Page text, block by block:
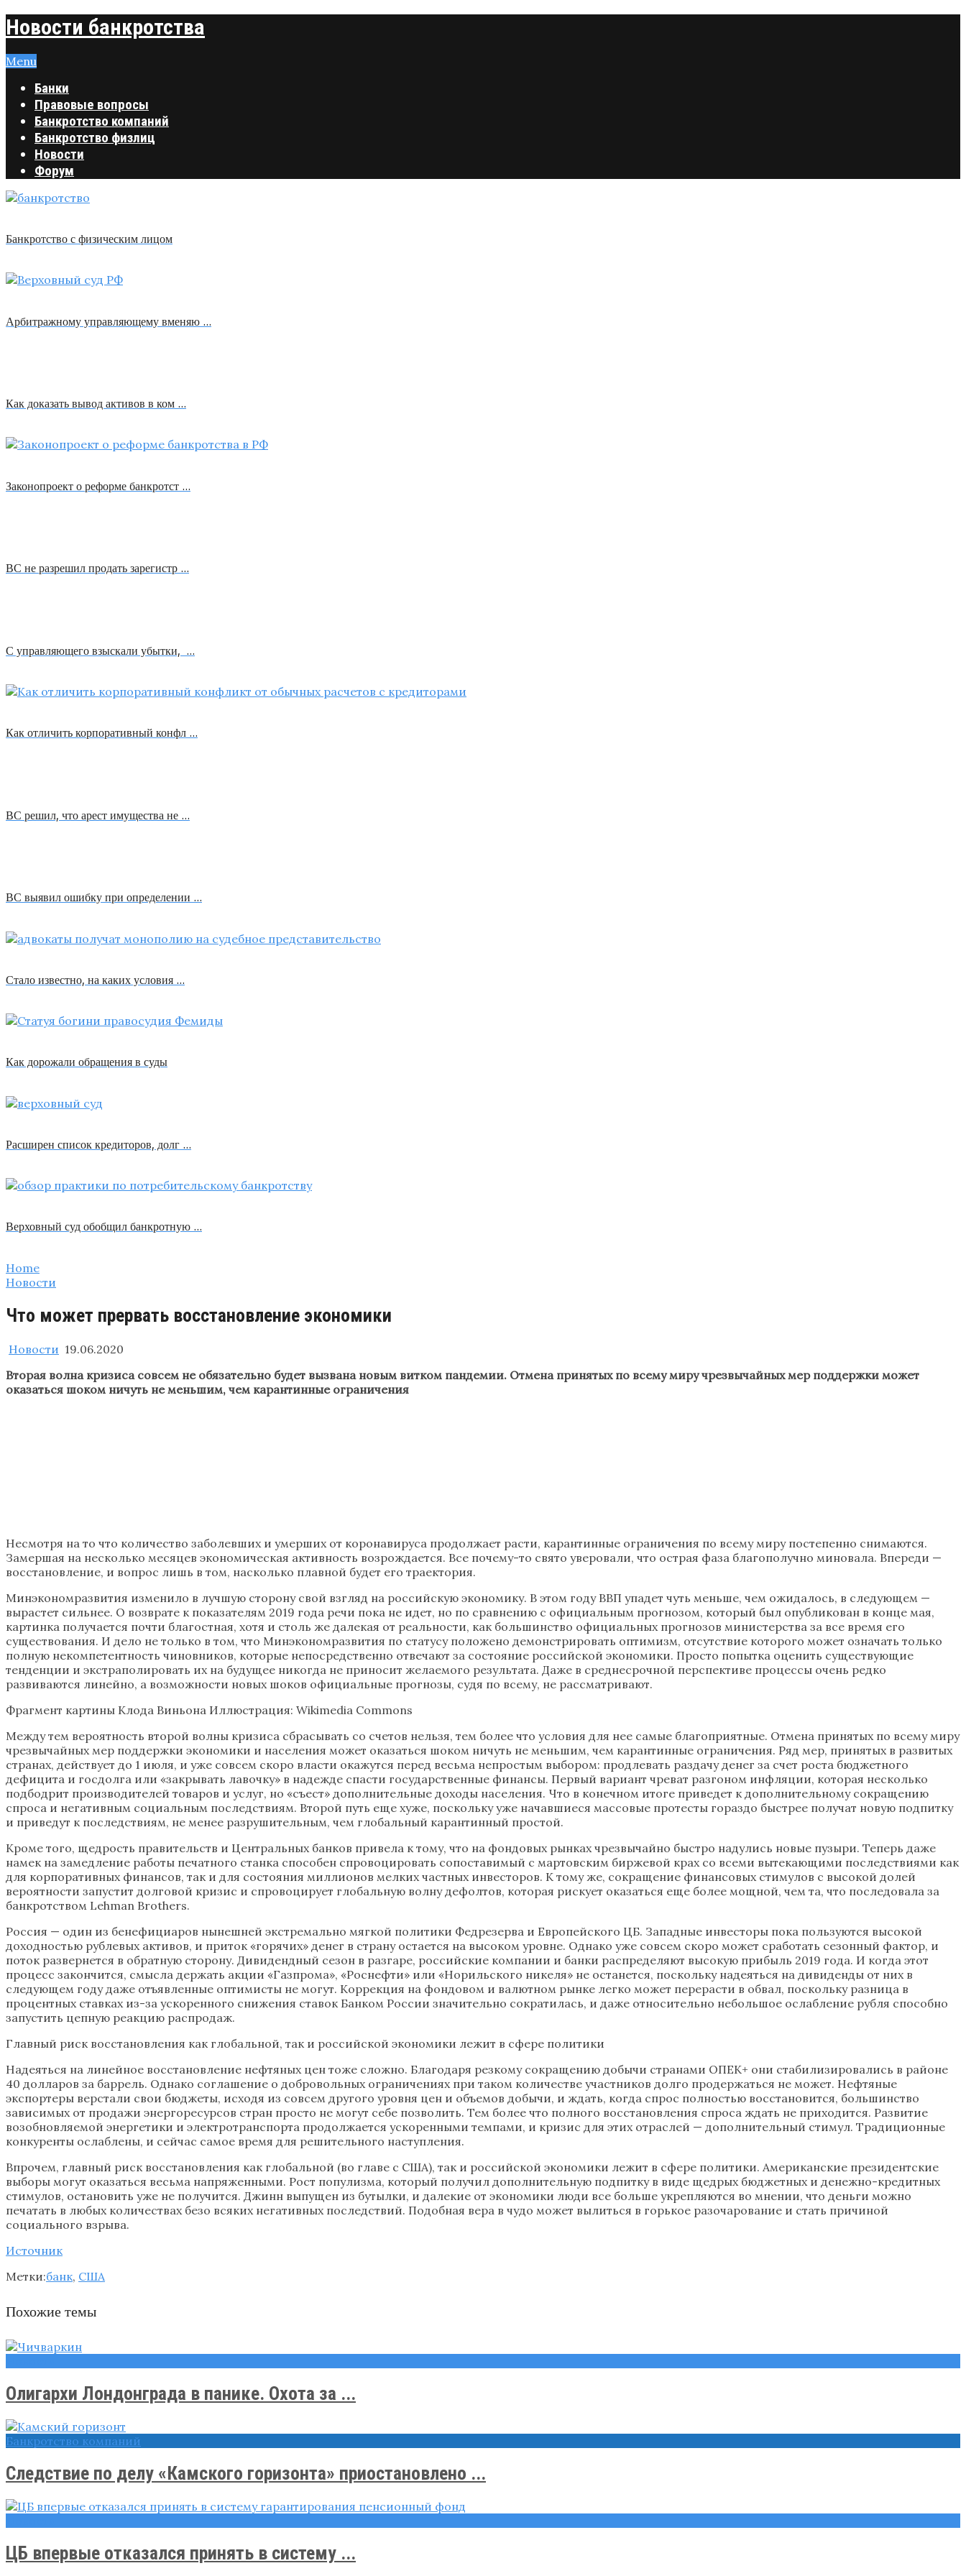
Новости банкротства
Menu
Банки
Правовые вопросы
Банкротство компаний
Банкротство физлиц
Новости
Форум
Банкротство с физическим лицом
Арбитражному управляющему вменяю …
Как доказать вывод активов в ком …
Законопроект о реформе банкротст …
ВС не разрешил продать зарегистр …
С управляющего взыскали убытки, …
Как отличить корпоративный конфл …
ВС решил, что арест имущества не …
ВС выявил ошибку при определении …
Стало известно, на каких условия …
Как дорожали обращения в суды
Расширен список кредиторов, долг …
Верховный суд обобщил банкротную …
Home
Новости
Что может прервать восстановление экономики
Новости 19.06.2020
Вторая волна кризиса совсем не обязательно будет вызвана новым витком пандемии. Отмена принятых по всему миру чрезвычайных мер поддержки может
оказаться шоком ничуть не меньшим, чем карантинные ограничения
Несмотря на то что количество заболевших и умерших от коронавируса продолжает расти, карантинные ограничения по всему миру постепенно снимаются.
Замершая на несколько месяцев экономическая активность возрождается. Все почему-то свято уверовали, что острая фаза благополучно миновала. Впереди —
восстановление, и вопрос лишь в том, насколько плавной будет его траектория.
Минэкономразвития изменило в лучшую сторону свой взгляд на российскую экономику. В этом году ВВП упадет чуть меньше, чем ожидалось, в следующем —
вырастет сильнее. О возврате к показателям 2019 года речи пока не идет, но по сравнению с официальным прогнозом, который был опубликован в конце мая,
картинка получается почти благостная, хотя и столь же далекая от реальности, как большинство официальных прогнозов министерства за все время его
существования. И дело не только в том, что Минэкономразвития по статусу положено демонстрировать оптимизм, отсутствие которого может означать только
полную некомпетентность чиновников, которые непосредственно отвечают за состояние российской экономики. Просто попытка оценить существующие
тенденции и экстраполировать их на будущее никогда не приносит желаемого результата. Даже в среднесрочной перспективе процессы очень редко
развиваются линейно, а возможности новых шоков официальные прогнозы, судя по всему, не рассматривают.
Фрагмент картины Клода Виньона Иллюстрация: Wikimedia Commons
Между тем вероятность второй волны кризиса сбрасывать со счетов нельзя, тем более что условия для нее самые благоприятные. Отмена принятых по всему миру
чрезвычайных мер поддержки экономики и населения может оказаться шоком ничуть не меньшим, чем карантинные ограничения. Ряд мер, принятых в развитых
странах, действует до 1 июля, и уже совсем скоро власти окажутся перед весьма непростым выбором: продлевать раздачу денег за счет роста бюджетного
дефицита и госдолга или «закрывать лавочку» в надежде спасти государственные финансы. Первый вариант чреват разгоном инфляции, которая несколько
подбодрит производителей товаров и услуг, но «съест» дополнительные доходы населения. Что в конечном итоге приведет к дополнительному сокращению
спроса и негативным социальным последствиям. Второй путь еще хуже, поскольку уже начавшиеся массовые протесты гораздо быстрее получат новую подпитку
и приведут к последствиям, не менее разрушительным, чем глобальный карантинный простой.
Кроме того, щедрость правительств и Центральных банков привела к тому, что на фондовых рынках чрезвычайно быстро надулись новые пузыри. Теперь даже
намек на замедление работы печатного станка способен спровоцировать сопоставимый с мартовским биржевой крах со всеми вытекающими последствиями как
для корпоративных финансов, так и для состояния миллионов мелких частных инвесторов. К тому же, сокращение финансовых стимулов с высокой долей
вероятности запустит долговой кризис и спровоцирует глобальную волну дефолтов, которая рискует оказаться еще более мощной, чем та, что последовала за
банкротством Lehman Brothers.
Россия — один из бенефициаров нынешней экстремально мягкой политики Федрезерва и Европейского ЦБ. Западные инвесторы пока пользуются высокой
доходностью рублевых активов, и приток «горячих» денег в страну остается на высоком уровне. Однако уже совсем скоро может сработать сезонный фактор, и
поток развернется в обратную сторону. Дивидендный сезон в разгаре, российские компании и банки распределяют высокую прибыль 2019 года. И когда этот
процесс закончится, смысла держать акции «Газпрома», «Роснефти» или «Норильского никеля» не останется, поскольку надеяться на дивиденды от них в
следующем году даже отъявленные оптимисты не могут. Коррекция на фондовом и валютном рынке легко может перерасти в обвал, поскольку разница в
процентных ставках из-за ускоренного снижения ставок Банком России значительно сократилась, и даже относительно небольшое ослабление рубля способно
запустить цепную реакцию распродаж.
Главный риск восстановления как глобальной, так и российской экономики лежит в сфере политики
Надеяться на линейное восстановление нефтяных цен тоже сложно. Благодаря резкому сокращению добычи странами ОПЕК+ они стабилизировались в районе
40 долларов за баррель. Однако соглашение о добровольных ограничениях при таком количестве участников долго продержаться не может. Нефтяные
экспортеры верстали свои бюджеты, исходя из совсем другого уровня цен и объемов добычи, и ждать, когда спрос полностью восстановится, большинство
зависимых от продажи энергоресурсов стран просто не могут себе позволить. Тем более что полного восстановления спроса ждать не приходится. Развитие
возобновляемой энергетики и электротранспорта продолжается ускоренными темпами, и кризис для этих отраслей — дополнительный стимул. Традиционные
конкуренты ослаблены, и сейчас самое время для решительного наступления.
Впрочем, главный риск восстановления как глобальной (во главе с США), так и российской экономики лежит в сфере политики. Американские президентские
выборы могут оказаться весьма напряженными. Рост популизма, который получил дополнительную подпитку в виде щедрых бюджетных и денежно-кредитных
стимулов, остановить уже не получится. Джинн выпущен из бутылки, и далекие от экономики люди все больше укрепляются во мнении, что деньги можно
печатать в любых количествах безо всяких негативных последствий. Подобная вера в чудо может вылиться в горькое разочарование и стать причиной
социального взрыва.
Источник
Метки:банк, США
Похожие темы
Олигархи Лондонграда в панике. Охота за ...
Банкротство компаний
Следствие по делу «Камского горизонта» приостановлено ...
ЦБ впервые отказался принять в систему ...